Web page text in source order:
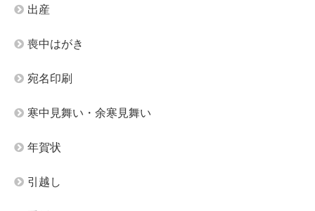
出産
喪中はがき
宛名印刷
寒中見舞い・余寒見舞い
年賀状
引越し